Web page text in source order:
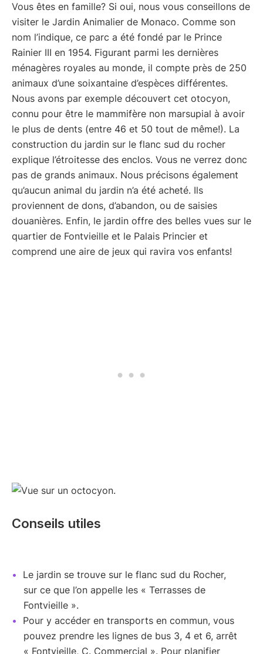
Vous êtes en famille? Si oui, nous vous conseillons de
visiter le Jardin Animalier de Monaco. Comme son
nom l’indique, ce parc a été fondé par le Prince
Rainier III en 1954. Figurant parmi les dernières
ménagères royales au monde, il compte près de 250
animaux d’une soixantaine d’espèces différentes.
Nous avons par exemple découvert cet otocyon,
connu pour être le mammifère non marsupial à avoir
le plus de dents (entre 46 et 50 tout de même!). La
construction du jardin sur le flanc sud du rocher
explique l’étroitesse des enclos. Vous ne verrez donc
pas de grands animaux. Nous précisons également
qu’aucun animal du jardin n’a été acheté. Ils
proviennent de dons, d’abandon, ou de saisies
douanières. Enfin, le jardin offre des belles vues sur le
quartier de Fontvieille et le Palais Princier et
comprend une aire de jeux qui ravira vos enfants!
Conseils utiles
Le jardin se trouve sur le flanc sud du Rocher,
sur ce que l’on appelle les « Terrasses de
Fontvieille ».
Pour y accéder en transports en commun, vous
pouvez prendre les lignes de bus 3, 4 et 6, arrêt
« Fontvieille, C. Commercial ». Pour planifier